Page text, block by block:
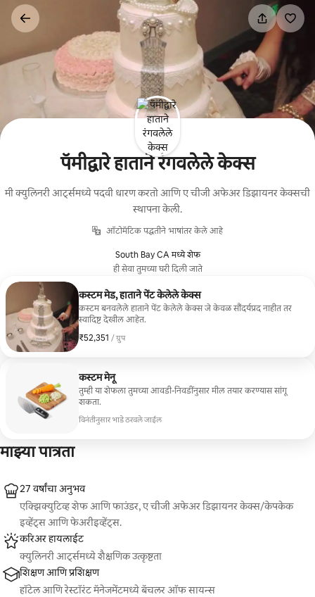
कंटेंटवर
पॅमीद्वारे हाताने रंगवलेले केक्स
मी क्युलिनरी आर्ट्समध्ये पदवी धारण करतो आणि ए चीजी अफेअर डिझायनर केक्सची
स्थापना केली.
ऑटोमॅटिक पद्धतीने भाषांतर केले आहे
South Bay CA मध्ये शेफ
ही सेवा तुमच्या घरी दिली जाते
कस्टम मेड, हाताने पेंट केलेले केक्स
कस्टम बनवलेले हाताने पेंट केलेले केक्स जे केवळ सौंदर्यप्रद नाहीत तर
स्वादिष्ट देखील आहेत.
₹52,351 / ग्रुप
₹52,351, प्रति ग्रुप
कस्टम मेनू
तुम्ही या शेफला तुमच्या आवडी-निवडींनुसार मील तयार करण्यास सांगू
शकता.
विनंतीनुसार भाडे ठरवले जाईल
माझ्या पात्रता
27 वर्षांचा अनुभव
एक्झिक्युटिव्ह शेफ आणि फाउंडर, ए चीजी अफेअर डिझायनर केक्स/केपकेक
इव्हेंट्स आणि फेअरीइव्हेंट्स.
करिअर हायलाईट
क्युलिनरी आर्ट्समध्ये शैक्षणिक उत्कृष्टता
शिक्षण आणि प्रशिक्षण
हॉटेल आणि रेस्टॉरंट मॅनेजमेंटमध्ये बॅचलर ऑफ सायन्स